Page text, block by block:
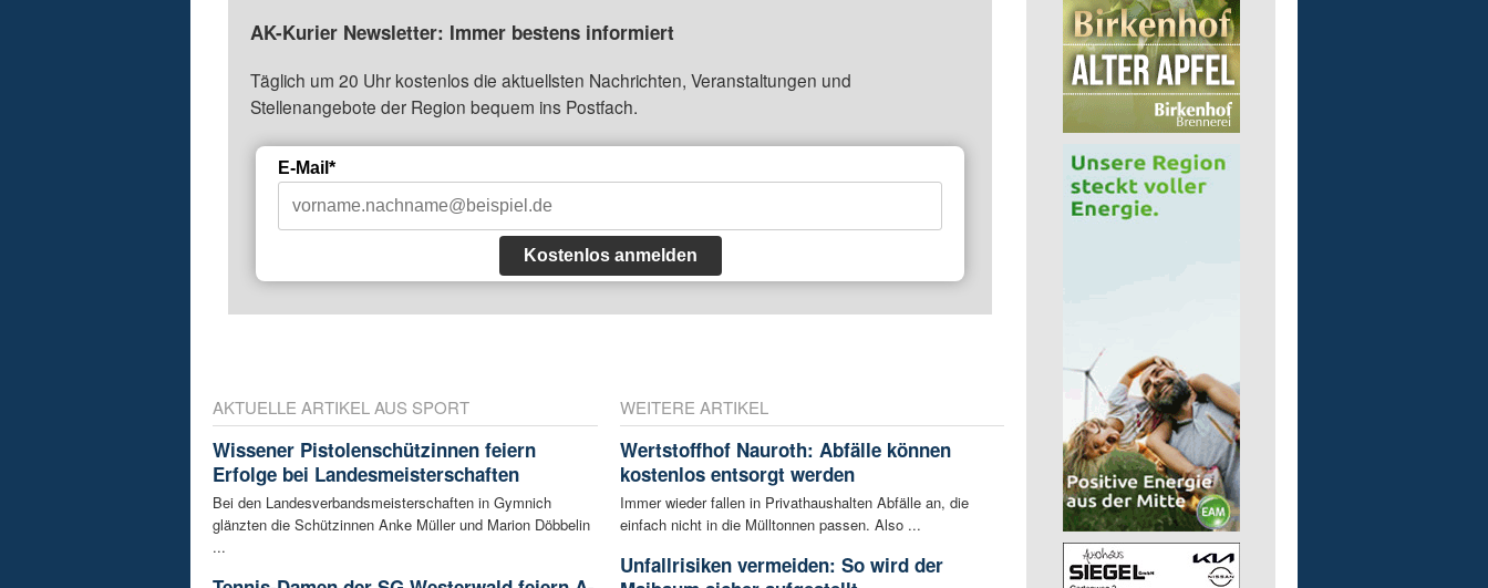
AK-Kurier Newsletter: Immer bestens informiert
Täglich um 20 Uhr kostenlos die aktuellsten Nachrichten, Veranstaltungen und
Stellenangebote der Region bequem ins Postfach.
E-Mail*
Kostenlos anmelden
AKTUELLE ARTIKEL AUS SPORT
Wissener Pistolenschützinnen feiern
Erfolge bei Landesmeisterschaften
Bei den Landesverbandsmeisterschaften in Gymnich
glänzten die Schützinnen Anke Müller und Marion Döbbelin
...
WEITERE ARTIKEL
Wertstoffhof Nauroth: Abfälle können
kostenlos entsorgt werden
Immer wieder fallen in Privathaushalten Abfälle an, die
einfach nicht in die Mülltonnen passen. Also ...
Unfallrisiken vermeiden: So wird der